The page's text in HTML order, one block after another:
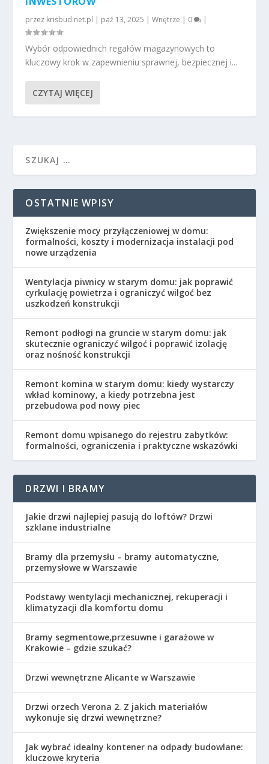
przez krisbud.net.pl | paź 13, 2025 |Wnętrze | 0 |
Wybór odpowiednich regałów magazynowych to
kluczowy krok w zapewnieniu sprawnej, bezpiecznej i...
CZYTAJ WIĘCEJ
OSTATNIE WPISY
Zwiększenie mocy przyłączeniowej w domu:
formalności, koszty i modernizacja instalacji pod
nowe urządzenia
Wentylacja piwnicy w starym domu: jak poprawić
cyrkulację powietrza i ograniczyć wilgoć bez
uszkodzeń konstrukcji
Remont podłogi na gruncie w starym domu: jak
skutecznie ograniczyć wilgoć i poprawić izolację
oraz nośność konstrukcji
Remont komina w starym domu: kiedy wystarczy
wkład kominowy, a kiedy potrzebna jest
przebudowa pod nowy piec
Remont domu wpisanego do rejestru zabytków:
formalności, ograniczenia i praktyczne wskazówki
DRZWI I BRAMY
Jakie drzwi najlepiej pasują do loftów? Drzwi
szklane industrialne
Bramy dla przemysłu – bramy automatyczne,
przemysłowe w Warszawie
Podstawy wentylacji mechanicznej, rekuperacji i
klimatyzacji dla komfortu domu
Bramy segmentowe,przesuwne i garażowe w
Krakowie – gdzie szukać?
Drzwi wewnętrzne Alicante w Warszawie
Drzwi orzech Verona 2. Z jakich materiałów
wykonuje się drzwi wewnętrzne?
Jak wybrać idealny kontener na odpady budowlane:
kluczowe kryteria